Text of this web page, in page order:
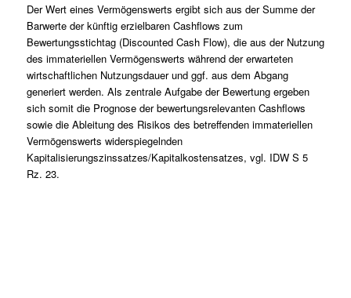
Der Wert eines Vermögenswerts ergibt sich aus der Summe der
Barwerte der künftig erzielbaren Cashflows zum
Bewertungsstichtag (Discounted Cash Flow), die aus der Nutzung
des immateriellen Vermögenswerts während der erwarteten
wirtschaftlichen Nutzungsdauer und ggf. aus dem Abgang
generiert werden. Als zentrale Aufgabe der Bewertung ergeben
sich somit die Prognose der bewertungsrelevanten Cashflows
sowie die Ableitung des Risikos des betreffenden immateriellen
Vermögenswerts widerspiegelnden
Kapitalisierungszinssatzes/Kapitalkostensatzes, vgl. IDW S 5
Rz. 23.